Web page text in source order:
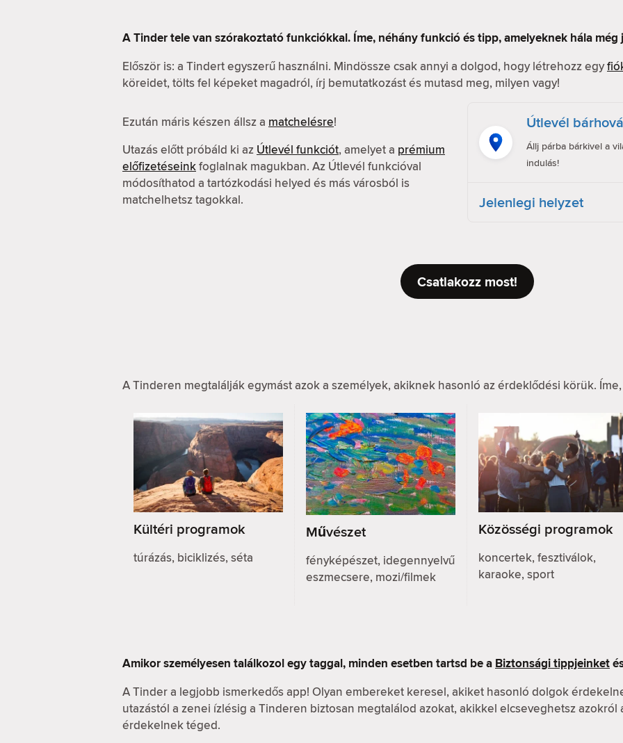
A Tinder tele van szórakoztató funkciókkal. Íme, néhány funkció és tipp, amelyeknek hála még
Először is: a Tindert egyszerű használni. Mindössze csak annyi a dolgod, hogy létrehozz egy
köreidet, tölts fel képeket magadról, írj bemutatkozást és mutasd meg, milyen vagy!
Ezután máris készen állsz a matchelésre!
Utazás előtt próbáld ki az Útlevél funkciót, amelyet a prémium
előfizetéseinkfoglalnak magukban. Az Útlevél funkcióval
módosíthatod a tartózkodási helyed és más városból is
matchelhetsz tagokkal.
Útlevél bárhová
Állj párba bárkivel a
indulás!
Jelenlegi helyzet
Csatlakozz most!
A Tinderen megtalálják egymást azok a személyek, akiknek hasonló az érdeklődési körük.
Kültéri programok
túrázás, biciklizés, séta
Művészet
fényképészet, idegennyelvű
eszmecsere, mozi/filmek
Közösségi programok
koncertek, fesztiválok,
karaoke, sport
Amikor személyesen találkozol egy taggal, minden esetben tartsd be a Biztonsági tippjeinket
A Tinder a legjobb ismerkedős app! Olyan embereket keresel, akiket hasonló dolgok
utazástól a zenei ízlésig a Tinderen biztosan megtalálod azokat, akikkel elcseveghetsz
érdekelnek téged.